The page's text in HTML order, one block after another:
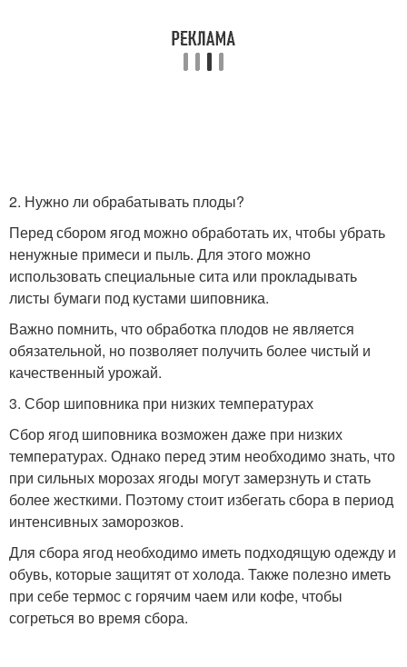
2. Нужно ли обрабатывать плоды?
Перед сбором ягод можно обработать их, чтобы убрать
ненужные примеси и пыль. Для этого можно
использовать специальные сита или прокладывать
листы бумаги под кустами шиповника.
Важно помнить, что обработка плодов не является
обязательной, но позволяет получить более чистый и
качественный урожай.
3. Сбор шиповника при низких температурах
Сбор ягод шиповника возможен даже при низких
температурах. Однако перед этим необходимо знать, что
при сильных морозах ягоды могут замерзнуть и стать
более жесткими. Поэтому стоит избегать сбора в период
интенсивных заморозков.
Для сбора ягод необходимо иметь подходящую одежду и
обувь, которые защитят от холода. Также полезно иметь
при себе термос с горячим чаем или кофе, чтобы
согреться во время сбора.